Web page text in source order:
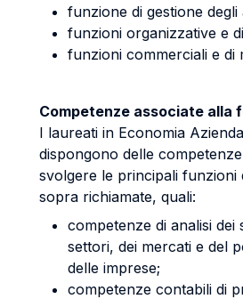
funzione di gestione
funzioni organizzative e
funzioni commerciali e di
Competenze associate alla
I laureati in Economia
dispongono delle
svolgere le principali funzioni
sopra richiamate, quali:
competenze di analisi dei
settori, dei mercati e del
delle imprese;
competenze contabili di